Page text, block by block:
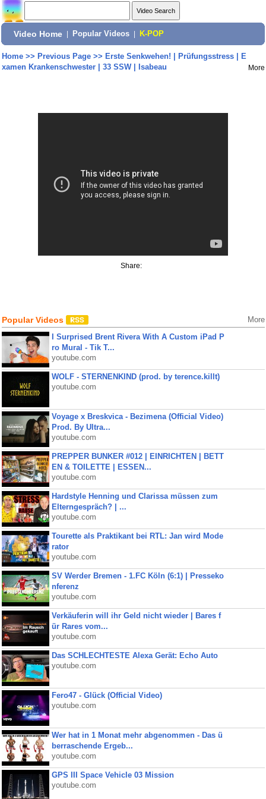
Video Home Popular Videos K-POP
Home>> Previous Page>> Erste Senkwehen! | Prüfungsstress | E
xamen Krankenschwester | 33 SSW | Isabeau
More
Share:
Popular Videos More
I Surprised Brent Rivera With A Custom iPad P
ro Mural - Tik T...
youtube.com
WOLF - STERNENKIND (prod. by terence.killt)
youtube.com
Voyage x Breskvica - Bezimena (Official Video)
Prod. By Ultra...
youtube.com
PREPPER BUNKER #012 | EINRICHTEN | BETT
EN & TOILETTE | ESSEN...
youtube.com
Hardstyle Henning und Clarissa müssen zum
Elterngespräch? | ...
youtube.com
Tourette als Praktikant bei RTL: Jan wird Mode
rator
youtube.com
SV Werder Bremen - 1.FC Köln (6:1) | Presseko
nferenz
youtube.com
Verkäuferin will ihr Geld nicht wieder | Bares f
ür Rares vom...
youtube.com
Das SCHLECHTESTE Alexa Gerät: Echo Auto
youtube.com
Fero47 - Glück (Official Video)
youtube.com
Wer hat in 1 Monat mehr abgenommen - Das ü
berraschende Ergeb...
youtube.com
GPS III Space Vehicle 03 Mission
youtube.com